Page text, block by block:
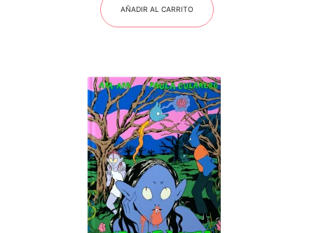
AÑADIR AL CARRITO